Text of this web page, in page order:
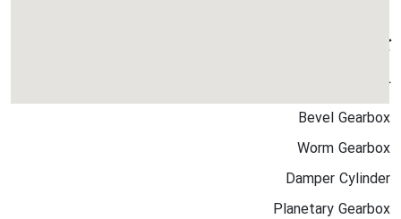
کاتالوگ ها
کاتالوگ جامع
Bevel Gearbox
Worm Gearbox
Damper Cylinder
Planetary Gearbox